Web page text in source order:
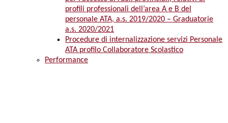
profili professionali dell’area A e B del
personale ATA, a.s. 2019/2020 – Graduatorie
a.s. 2020/2021
Procedure di internalizzazione servizi Personale
ATA profilo Collaboratore Scolastico
Performance